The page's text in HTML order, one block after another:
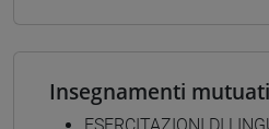
Insegnamenti mutuati